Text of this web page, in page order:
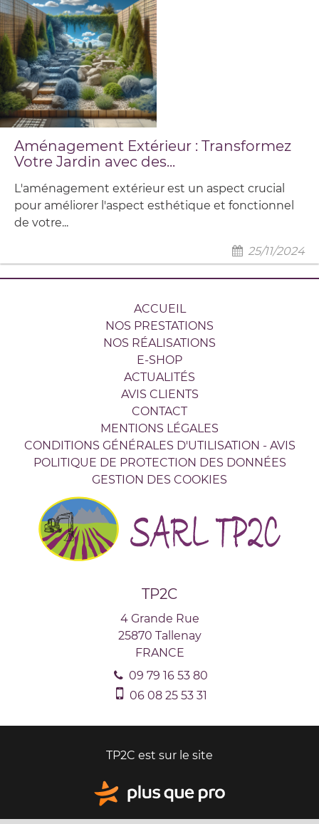
Aménagement Extérieur : Transformez
Votre Jardin avec des...
L'aménagement extérieur est un aspect crucial
pour améliorer l'aspect esthétique et fonctionnel
de votre...
25/11/2024
ACCUEIL
NOS PRESTATIONS
NOS RÉALISATIONS
E-SHOP
ACTUALITÉS
AVIS CLIENTS
CONTACT
MENTIONS LÉGALES
CONDITIONS GÉNÉRALES D'UTILISATION - AVIS
POLITIQUE DE PROTECTION DES DONNÉES
GESTION DES COOKIES
TP2C
4 Grande Rue
25870 Tallenay
FRANCE
09 79 16 53 80
06 08 25 53 31
TP2C est sur le site